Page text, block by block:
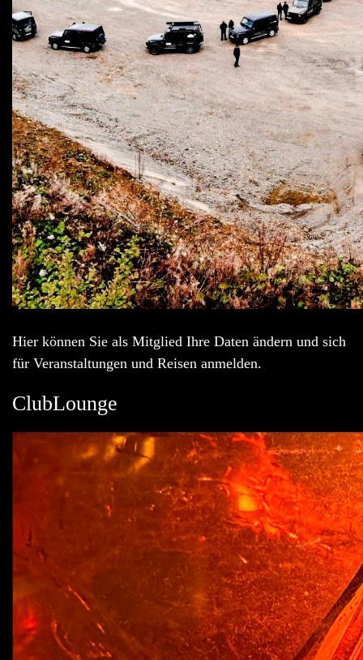
Hier können Sie als Mitglied Ihre Daten ändern und sich
für Veranstaltungen und Reisen anmelden.
ClubLounge